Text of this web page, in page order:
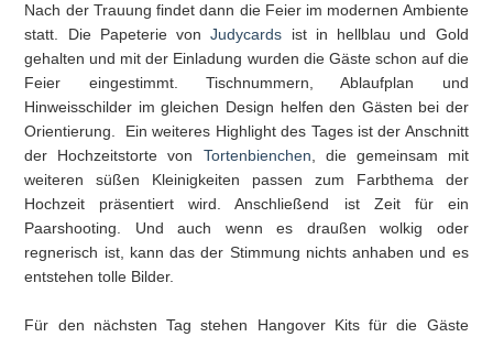
Nach der Trauung findet dann die Feier im modernen Ambiente
statt. Die Papeterie vonJudycards ist in hellblau und Gold
gehalten und mit der Einladung wurden die Gäste schon auf die
Feier eingestimmt. Tischnummern, Ablaufplan und
Hinweisschilder im gleichen Design helfen den Gästen bei der
Orientierung. Ein weiteres Highlight des Tages ist der Anschnitt
der Hochzeitstorte von Tortenbienchen, die gemeinsam mit
weiteren süßen Kleinigkeiten passen zum Farbthema der
Hochzeit präsentiert wird. Anschließend ist Zeit für ein
Paarshooting. Und auch wenn es draußen wolkig oder
regnerisch ist, kann das der Stimmung nichts anhaben und es
entstehen tolle Bilder.
Für den nächsten Tag stehen Hangover Kits für die Gäste